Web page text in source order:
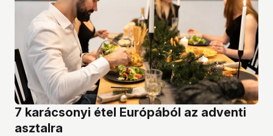
7 karácsonyi étel Európából az adventi
asztalra